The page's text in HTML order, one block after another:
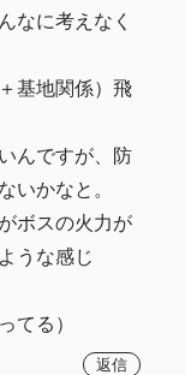
なに考えなく
基地関係）飛
んですが、防
いかなと。
ボスの火力が
うな感じ
る）
返信